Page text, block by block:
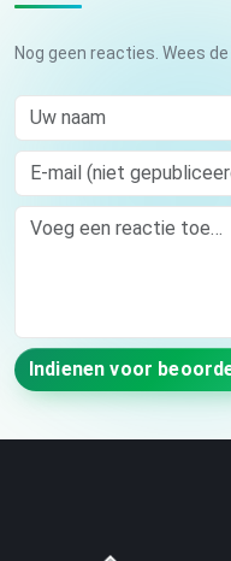
Nog geen reacties. Wees
Uw naam
E-mail (niet gepubliceerd)
Comment
Indienen voor